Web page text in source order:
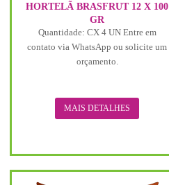
HORTELÃ BRASFRUT 12 X 100
GR
Quantidade: CX 4 UN Entre em
contato via WhatsApp ou solicite um
orçamento.
MAIS DETALHES